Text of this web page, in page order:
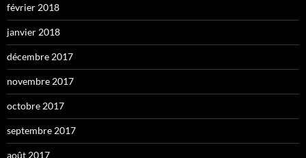
février 2018
janvier 2018
décembre 2017
novembre 2017
octobre 2017
septembre 2017
août 2017